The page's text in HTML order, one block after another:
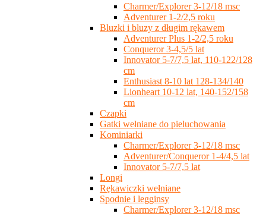
Charmer/Explorer 3-12/18 msc
Adventurer 1-2/2,5 roku
Bluzki i bluzy z długim rękawem
Adventurer Plus 1-2/2,5 roku
Conqueror 3-4,5/5 lat
Innovator 5-7/7,5 lat, 110-122/128
cm
Enthusiast 8-10 lat 128-134/140
Lionheart 10-12 lat, 140-152/158
cm
Czapki
Gatki wełniane do pieluchowania
Kominiarki
Charmer/Explorer 3-12/18 msc
Adventurer/Conqueror 1-4/4,5 lat
Innovator 5-7/7,5 lat
Longi
Rękawiczki wełniane
Spodnie i legginsy
Charmer/Explorer 3-12/18 msc